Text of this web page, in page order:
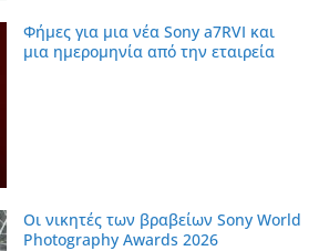
Φήμες για μια νέα Sony a7RVI και
μια ημερομηνία από την εταιρεία
Οι νικητές των βραβείων Sony World
Photography Awards 2026